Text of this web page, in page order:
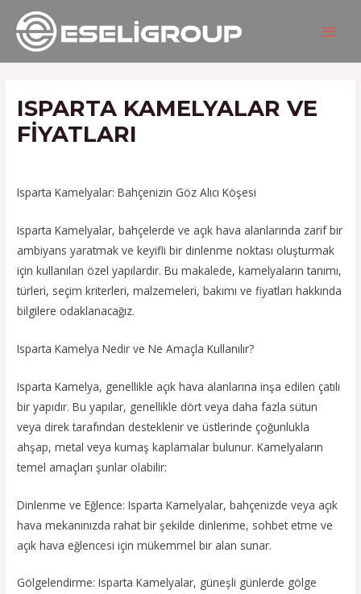
İçeriğe
atla
ISPARTA KAMELYALAR VE
FIYATLARI
Isparta Kamelyalar: Bahçenizin Göz Alıcı Köşesi
Isparta Kamelyalar, bahçelerde ve açık hava alanlarında zarif bir
ambiyans yaratmak ve keyifli bir dinlenme noktası oluşturmak
için kullanılan özel yapılardır. Bu makalede, kamelyaların tanımı,
türleri, seçim kriterleri, malzemeleri, bakımı ve fiyatları hakkında
bilgilere odaklanacağız.
Isparta Kamelya Nedir ve Ne Amaçla Kullanılır?
Isparta Kamelya, genellikle açık hava alanlarına inşa edilen çatılı
bir yapıdır. Bu yapılar, genellikle dört veya daha fazla sütun
veya direk tarafından desteklenir ve üstlerinde çoğunlukla
ahşap, metal veya kumaş kaplamalar bulunur. Kamelyaların
temel amaçları şunlar olabilir:
Dinlenme ve Eğlence: Isparta Kamelyalar, bahçenizde veya açık
hava mekanınızda rahat bir şekilde dinlenme, sohbet etme ve
açık hava eğlencesi için mükemmel bir alan sunar.
Gölgelendirme: Isparta Kamelyalar, güneşli günlerde gölge
Yazı
gezinmesi